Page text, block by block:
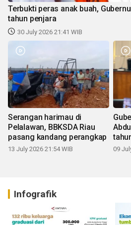
Terbukti peras anak buah,
tahun penjara
30 July 2026 21:41 WIB
Serangan harimau di
Pelalawan, BBKSDA Riau
pasang kandang perangkap
13 July 2026 21:54 WIB 09
Infografik